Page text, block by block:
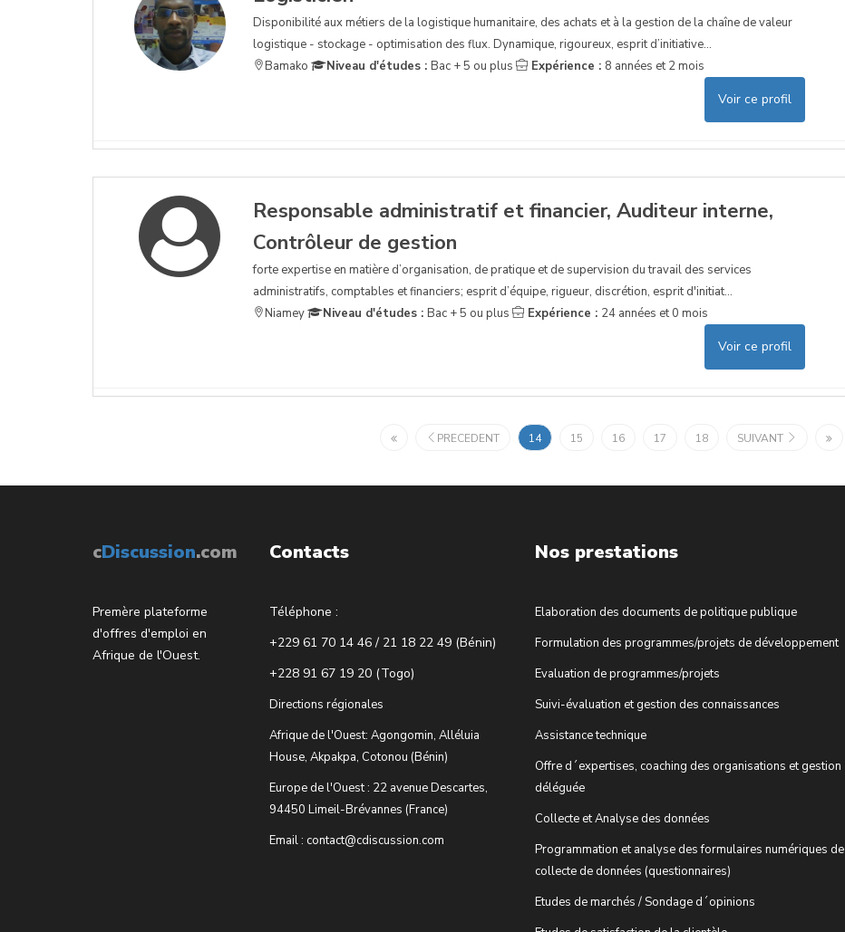
Disponibilité aux métiers de la logistique humanitaire, des achats et à la gestion de la chaîne de valeur
logistique - stockage - optimisation des flux. Dynamique, rigoureux, esprit d’initiative...
Bamako
Niveau d'études : Bac + 5 ou plus Expérience : 8 années et 2 mois
Voir ce profil
Responsable administratif et financier, Auditeur interne,
Contrôleur de gestion
forte expertise en matière d’organisation, de pratique et de supervision du travail des services
administratifs, comptables et financiers; esprit d’équipe, rigueur, discrétion, esprit d'initiat...
Niamey
Niveau d'études : Bac + 5 ou plus Expérience : 24 années et 0 mois
Voir ce profil
PRECEDENT 14 15 16 17 18 SUIVANT
cDiscussion.com
Premère plateforme
d'offres d'emploi en
Afrique de l'Ouest.
Contacts
Téléphone :
+229 61 70 14 46 / 21 18 22 49 (Bénin)
+228 91 67 19 20 (Togo)
Directions régionales
Afrique de l'Ouest: Agongomin, Alléluia
House, Akpakpa, Cotonou (Bénin)
Europe de l'Ouest : 22 avenue Descartes,
94450 Limeil-Brévannes (France)
Email : contact@cdiscussion.com
Nos prestations
Elaboration des documents de politique publique
Formulation des programmes/projets de développement
Evaluation de programmes/projets
Suivi-évaluation et gestion des connaissances
Assistance technique
Offre d´expertises, coaching des organisations et gestion
déléguée
Collecte et Analyse des données
Programmation et analyse des formulaires numériques de
collecte de données (questionnaires)
Etudes de marchés / Sondage d´opinions